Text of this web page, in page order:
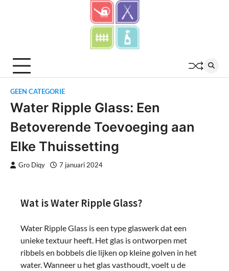
GEEN CATEGORIE
Water Ripple Glass: Een
Betoverende Toevoeging aan
Elke Thuissetting
Gro Diqy 7 januari 2024
Wat is Water Ripple Glass?
Water Ripple Glass is een type glaswerk dat een
unieke textuur heeft. Het glas is ontworpen met
ribbels en bobbels die lijken op kleine golven in het
water. Wanneer u het glas vasthoudt, voelt u de